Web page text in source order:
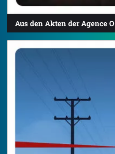
Aus den Akten der Agence O